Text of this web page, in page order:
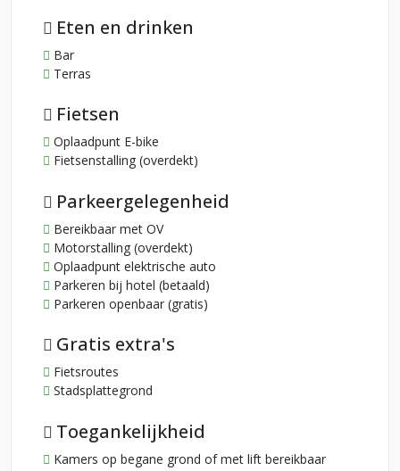
Eten en drinken
Bar
Terras
Fietsen
Oplaadpunt E-bike
Fietsenstalling (overdekt)
Parkeergelegenheid
Bereikbaar met OV
Motorstalling (overdekt)
Oplaadpunt elektrische auto
Parkeren bij hotel (betaald)
Parkeren openbaar (gratis)
Gratis extra's
Fietsroutes
Stadsplattegrond
Toegankelijkheid
Kamers op begane grond of met lift bereikbaar